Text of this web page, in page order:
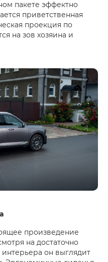
пакете эффектно
приветственная
проекция по
на зов хозяина и
произведение
на достаточно
он выглядит